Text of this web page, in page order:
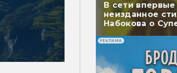
В сети
неизданное
Набокова о
перевели
РЕКЛАМА